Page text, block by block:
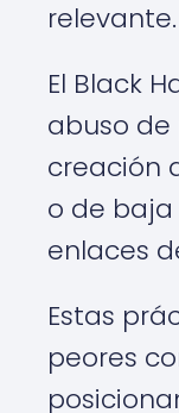
relevante.
El Black
abuso de
creación
o de baja
enlaces
Estas
peores